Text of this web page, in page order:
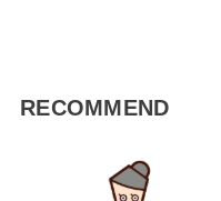
RECOMMEND